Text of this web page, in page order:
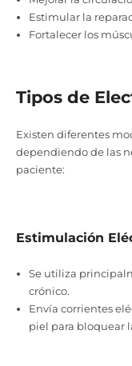
Estimular la
Fortalecer los
Tipos de
Existen diferentes
dependiendo de las
paciente:
Estimulación
Se utiliza
crónico.
Envía corrientes
piel para bloquear